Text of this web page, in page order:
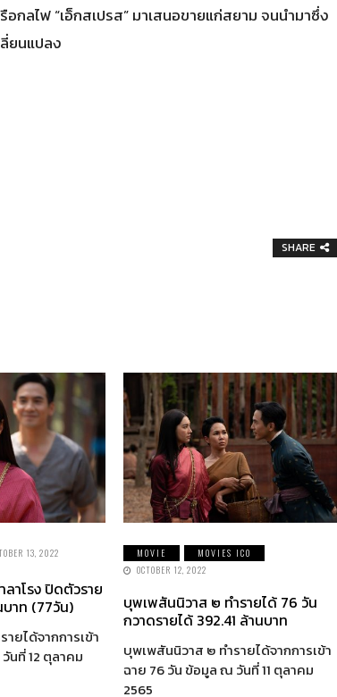
กลไฟ “เอ็กสเปรส” มาเสนอขายแก่สยาม จนนำมาซึ่ง
ยนแปลง
SHARE
13, 2022
าโรง ปิดตัวราย
าท (77วัน)
ยได้จากการเข้า
นที่ 12 ตุลาคม
MOVIE
MOVIES ICO
OCTOBER 12, 2022
บุพเพสันนิวาส ๒ ทำรายได้ 76 วัน
กวาดรายได้ 392.41 ล้านบาท
บุพเพสันนิวาส ๒ ทำรายได้จากการเข้า
ฉาย 76 วัน ข้อมูล ณ วันที่ 11 ตุลาคม
2565